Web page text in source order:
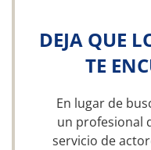
DEJA QUE
TE
En lugar de
un profesional
servicio de